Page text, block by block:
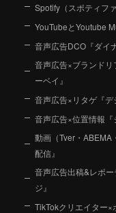
Spotify（スポティフ
YouTubeとYoutube
音声広告DCO『ダイ
音声広告×ブランド
ーベイ』
音声広告×リタゲ『デ
音声広告×位置情報『
動画（Tver・
配信』
音声広告出稿&レポ
ジ』
TikTokクリエイター